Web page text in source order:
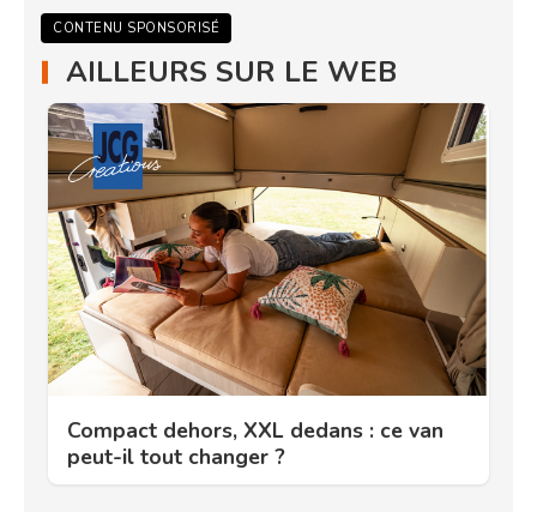
CONTENU SPONSORISÉ
AILLEURS SUR LE WEB
Compact dehors, XXL dedans : ce van
peut-il tout changer ?